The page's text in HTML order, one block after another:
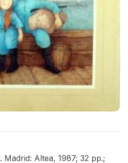
Madrid: Altea, 1987; 32 pp.;